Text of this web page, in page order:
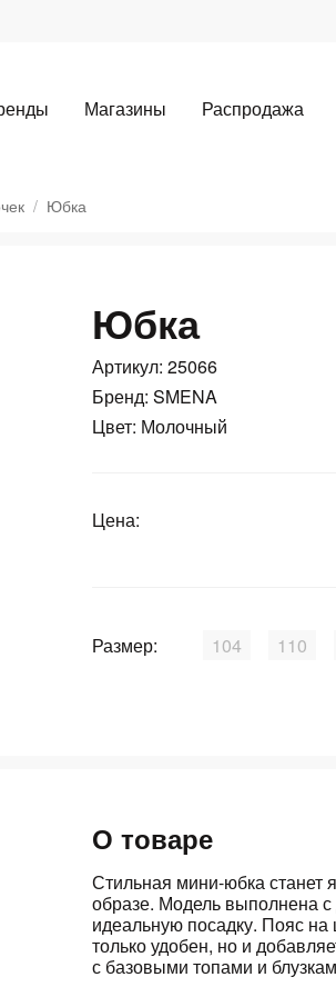
Магазины Распродажа
Юбка
Юбка
Артикул: 25066
Бренд: SMENA
Цвет: Молочный
Цена:
Размер: 104 110
О товаре
Стильная мини-юбка станет
образе. Модель выполнена
идеальную посадку. Пояс
только удобен, но и
с базовыми топами и
переплат
только
выбранный способом